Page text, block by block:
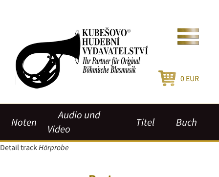
0 EUR
Noten
Audio und
Video
Titel Buch
Detail trackHörprobe